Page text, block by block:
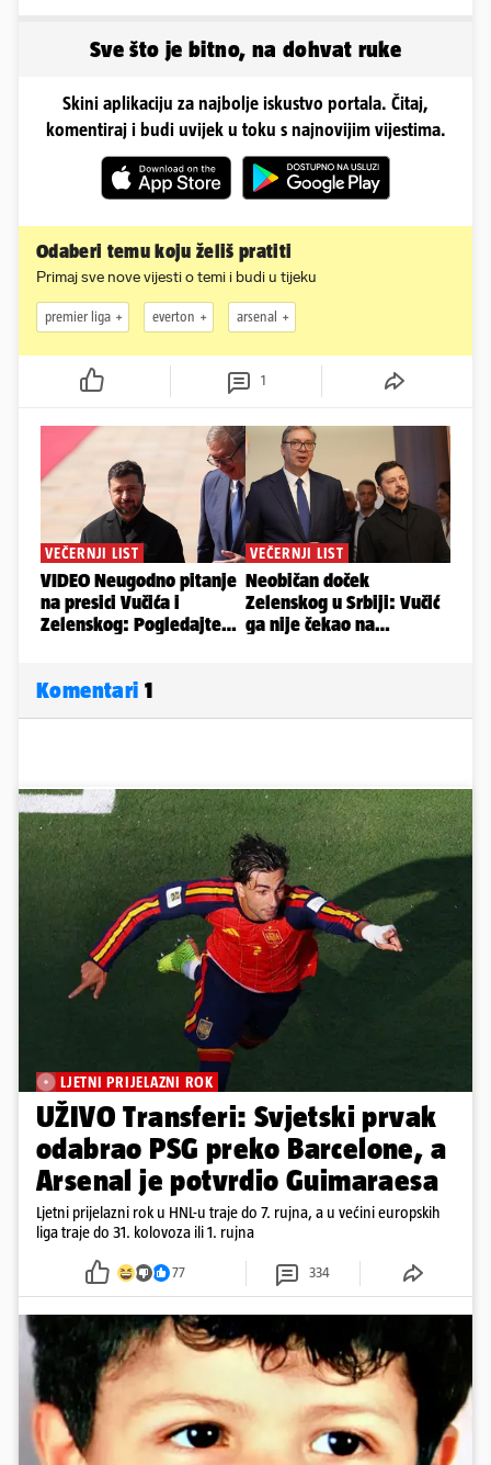
Sve što je bitno, na dohvat ruke
Skini aplikaciju za najbolje iskustvo portala. Čitaj,
komentiraj i budi uvijek u toku s najnovijim vijestima.
Odaberi temu koju želiš pratiti
Primaj sve nove vijesti o temi i budi u tijeku
premier liga everton arsenal
1
Komentari 1
LJETNI PRIJELAZNI ROK
UŽIVO Transferi: Svjetski prvak
odabrao PSG preko Barcelone, a
Arsenal je potvrdio Guimaraesa
Ljetni prijelazni rok u HNL-u traje do 7. rujna, a u većini europskih
liga traje do 31. kolovoza ili 1. rujna
77 334